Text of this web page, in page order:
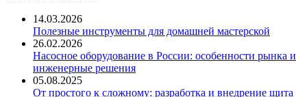
14.03.2026
Полезные инструменты для домашней мастерской
26.02.2026
Насосное оборудование в России: особенности рынка и
инженерные решения
05.08.2025
От простого к сложному: разработка и внедрение щита